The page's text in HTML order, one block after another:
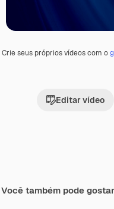
Crie seus próprios vídeos com o
Editar vídeo
Você também pode